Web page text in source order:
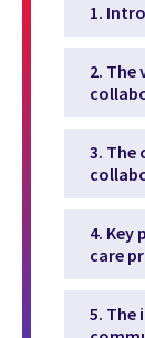
1.
2. The
3. The
4. Key
care
5.